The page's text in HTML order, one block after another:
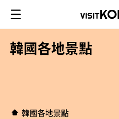
韓國各地景點
韓國各地景點